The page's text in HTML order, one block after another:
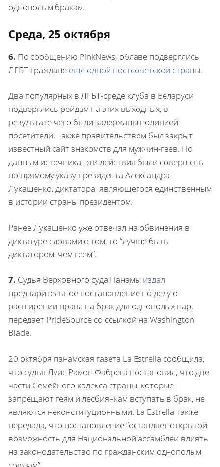
однополым бракам.
Среда, 25 октября
6. По сообщению PinkNews, облаве подверглись
ЛГБТ-граждане еще одной постсоветской страны.
Два популярных в ЛГБТ-среде клуба в Беларуси
подверглись рейдам на этих выходных, в
результате чего были задержаны полицией
посетители. Также правительством был закрыт
известный сайт знакомств для мужчин-геев. По
данным источника, эти действия были совершены
по прямому указу президента Александра
Лукашенко, диктатора, являющегося единственным
в истории страны президентом.
Ранее Лукашенко уже отвечал на обвинения в
диктатуре словами о том, то “лучше быть
диктатором, чем геем”.
7. Судья Верховного суда Панамы издал
предварительное постановление по делу о
расширении права на брак для однополых пар,
передает PrideSource со ссылкой на Washington
Blade.
20 октября панамская газета La Estrella сообщила,
что судья Луис Рамон Фабрега постановил, что две
части Семейного кодекса страны, которые
запрещают геям и лесбиянкам вступать в брак, не
являются неконституционными. La Estrella также
передала, что постановление “оставляет открытой
возможность для Национальной ассамблеи влиять
на законодательство по гражданским однополым
союзам”.